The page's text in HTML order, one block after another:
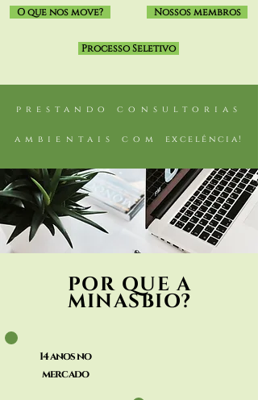
O que nos move? Nossos membros
Processo Seletivo
prestando consultorias
ambientais com excelência!
POR QUE A
MINASBIO?
14 anos no
mercado​